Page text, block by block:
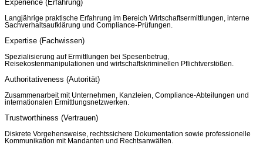
Experience (Erfahrung)
Langjährige praktische Erfahrung im Bereich Wirtschaftsermittlungen, interne
Sachverhaltsaufklärung und Compliance-Prüfungen.
Expertise (Fachwissen)
Spezialisierung auf Ermittlungen bei Spesenbetrug,
Reisekostenmanipulationen und wirtschaftskriminellen Pflichtverstößen.
Authoritativeness (Autorität)
Zusammenarbeit mit Unternehmen, Kanzleien, Compliance-Abteilungen und
internationalen Ermittlungsnetzwerken.
Trustworthiness (Vertrauen)
Diskrete Vorgehensweise, rechtssichere Dokumentation sowie professionelle
Kommunikation mit Mandanten und Rechtsanwälten.